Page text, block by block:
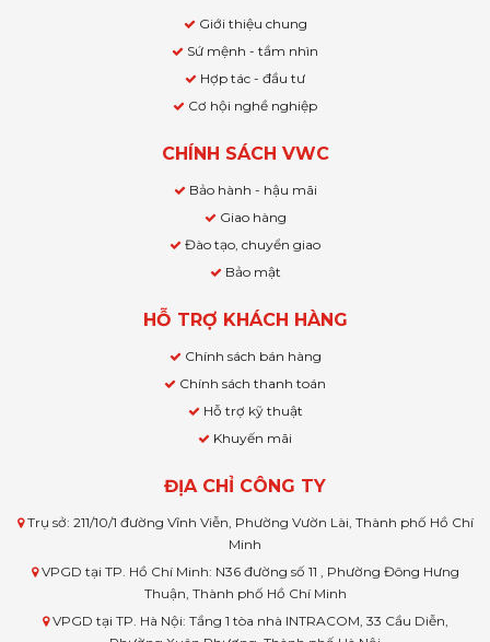
Giới thiệu chung
Sứ mệnh - tầm nhìn
Hợp tác - đầu tư
Cơ hội nghề nghiệp
CHÍNH SÁCH VWC
Bảo hành - hậu mãi
Giao hàng
Đào tạo, chuyển giao
Bảo mật
HỖ TRỢ KHÁCH HÀNG
Chính sách bán hàng
Chính sách thanh toán
Hỗ trợ kỹ thuật
Khuyến mãi
ĐỊA CHỈ CÔNG TY
Trụ sở: 211/10/1 đường Vĩnh Viễn, Phường Vườn Lài, Thành phố Hồ Chí
Minh
VPGD tại TP. Hồ Chí Minh: N36 đường số 11 , Phường Đông Hưng
Thuận, Thành phố Hồ Chí Minh
VPGD tại TP. Hà Nội: Tầng 1 tòa nhà INTRACOM, 33 Cầu Diễn,